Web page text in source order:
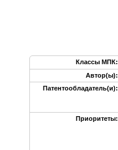
Классы МПК:
Автор(ы):
Патентообладатель(и):
Приоритеты: